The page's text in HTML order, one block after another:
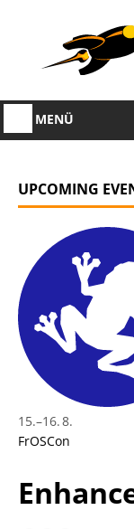
MENÜ
UPCOMING
15.–16. 8.
FrOSCon